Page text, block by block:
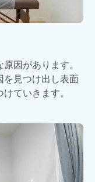
因があります。
を見つけ出し表面
ていきます。